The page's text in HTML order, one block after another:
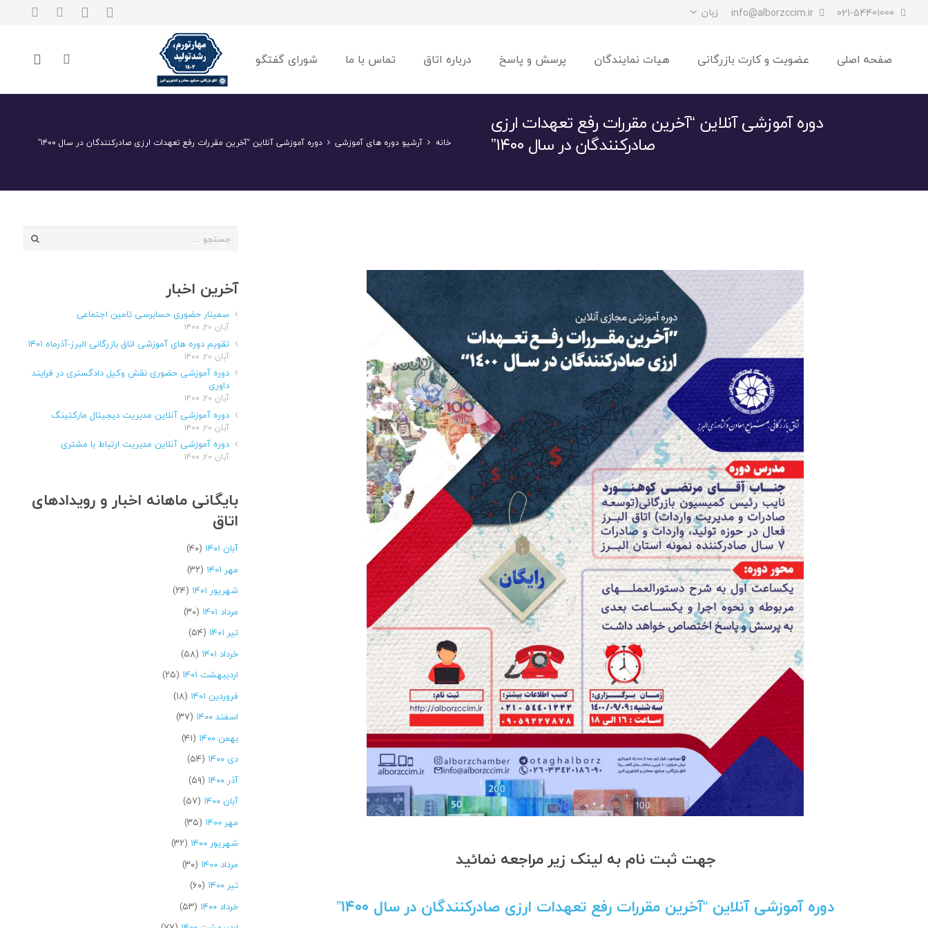
021-54401000
info@alborzccim.ir زبان
صفحه اصلی عضویت و کارت بازرگانی هیات نمایندگان پرسش و پاسخ درباره اتاق تماس با ما شورای گفتگو
دوره آموزشی آنلاین “آخرین مقررات رفع تعهدات ارزی
صادرکنندگان در سال ۱۴۰۰” خانه آرشیو دوره های آموزشی دوره آموزشی آنلاین “آخرین مقررات رفع تعهدات ارزی صادرکنندگان در سال ۱۴۰۰”
جهت ثبت نام به لینک زیر مراجعه نمائید
دوره آموزشی آنلاین “آخرین مقررات رفع تعهدات ارزی صادرکنندگان در سال ۱۴۰۰”
جستجو
آخرین اخبار
سمینار حضوری حسابرسی تامین اجتماعی
آبان ۲۰, ۱۴۰۰
تقویم دوره های آموزشی اتاق بازرگانی البرز-آذرماه ۱۴۰۱
آبان ۲۰, ۱۴۰۰
دوره آموزشی حضوری نقش وکیل دادگستری در فرایند
داوری
آبان ۲۰, ۱۴۰۰
دوره آموزشی آنلاین مدیریت دیجیتال مارکتینگ
آبان ۲۰, ۱۴۰۰
دوره آموزشی آنلاین مدیریت ارتباط با مشتری
آبان ۲۰, ۱۴۰۰
بایگانی ماهانه اخبار و رویدادهای
اتاق
آبان ۱۴۰۱
(۴۰)
مهر ۱۴۰۱
(۳۲)
شهریور ۱۴۰۱
(۲۴)
مرداد ۱۴۰۱
(۳۰)
تیر ۱۴۰۱
(۵۴)
خرداد ۱۴۰۱
(۵۸)
اردیبهشت ۱۴۰۱
(۲۵)
فروردین ۱۴۰۱
(۱۸)
اسفند ۱۴۰۰
(۳۷)
بهمن ۱۴۰۰
(۴۱)
دی ۱۴۰۰
(۵۴)
آذر ۱۴۰۰
(۵۹)
آبان ۱۴۰۰
(۵۷)
مهر ۱۴۰۰
(۳۵)
شهریور ۱۴۰۰
(۳۲)
مرداد ۱۴۰۰
(۳۰)
تیر ۱۴۰۰
(۶۰)
خرداد ۱۴۰۰
(۵۳)